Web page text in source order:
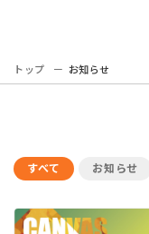
トップ お知らせ
すべて お知らせ